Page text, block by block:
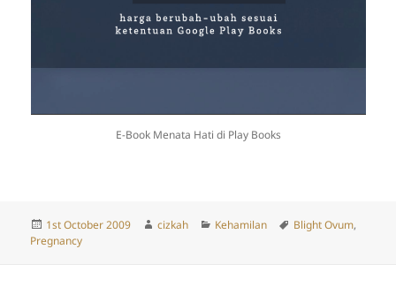
E-Book Menata Hati di Play Books
Posted
on
1st October 2009 Author
cizkah Categories
Kehamilan Tags
Blight Ovum,
Pregnancy